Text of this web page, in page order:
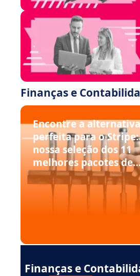
Finanças e
Encontre a alternativa
perfeita para o Stripe:
nossa seleção dos 11
melhores pacotes de
software de
Finanças e